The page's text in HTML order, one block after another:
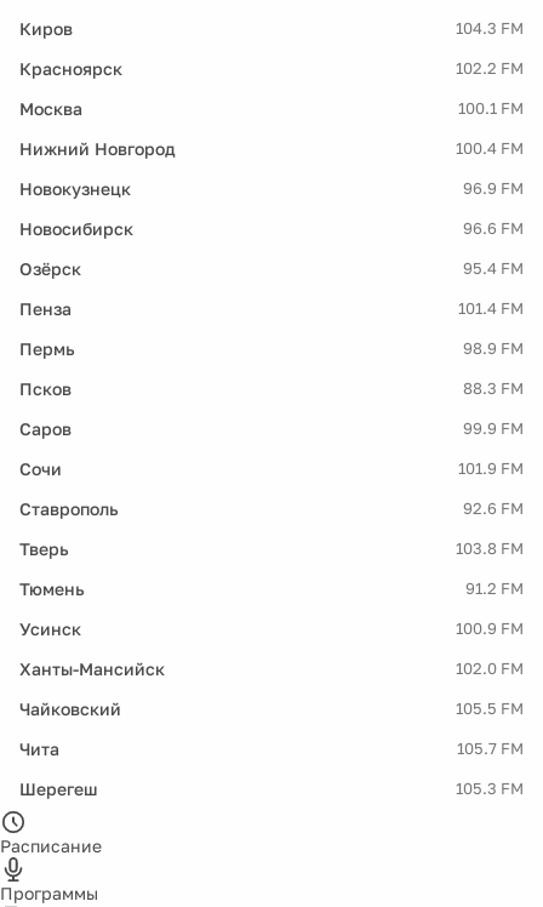
Киров 104.3 FM
Красноярск 102.2 FM
Москва 100.1 FM
Нижний Новгород 100.4 FM
Новокузнецк 96.9 FM
Новосибирск 96.6 FM
Озёрск 95.4 FM
Пенза 101.4 FM
Пермь 98.9 FM
Псков 88.3 FM
Саров 99.9 FM
Сочи 101.9 FM
Ставрополь 92.6 FM
Тверь 103.8 FM
Тюмень 91.2 FM
Усинск 100.9 FM
Ханты-Мансийск 102.0 FM
Чайковский 105.5 FM
Чита 105.7 FM
Шерегеш 105.3 FM
Расписание
Программы